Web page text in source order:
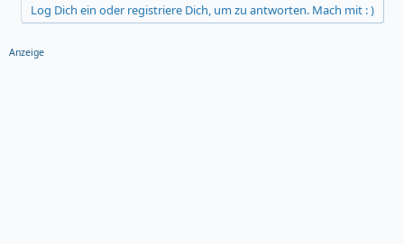
Log Dich ein oder registriere Dich, um zu antworten. Mach mit : )
Anzeige